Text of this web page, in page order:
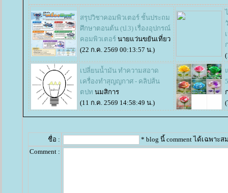
สรุปวิชาคอมพิวเตอร์ ชั้นประถม
ศึกษาตอนต้น (ป.3) เรื่องอุปกรณ์
คอมพิวเตอร์ นายแว่นขยันเที่ยว
(22 ก.ค. 2569 00:13:57 น.)
เปลี่ยนน้ำมัน ทำความสอาด
เครื่องทำสุญญกาศ - คลิปส้น
ตปท นมสิการ
(11 ก.ค. 2569 14:58:49 น.)
ชื่อ :
* blog นี้ comment ได้เฉพาะส
Comment :